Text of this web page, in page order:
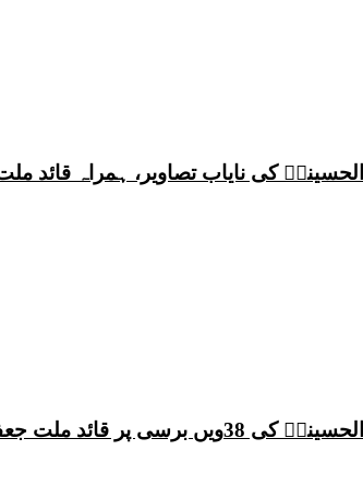
کی نایاب تصاویر، ہمراہ قائد
ساجد علی نقوی کا اہم پیغام